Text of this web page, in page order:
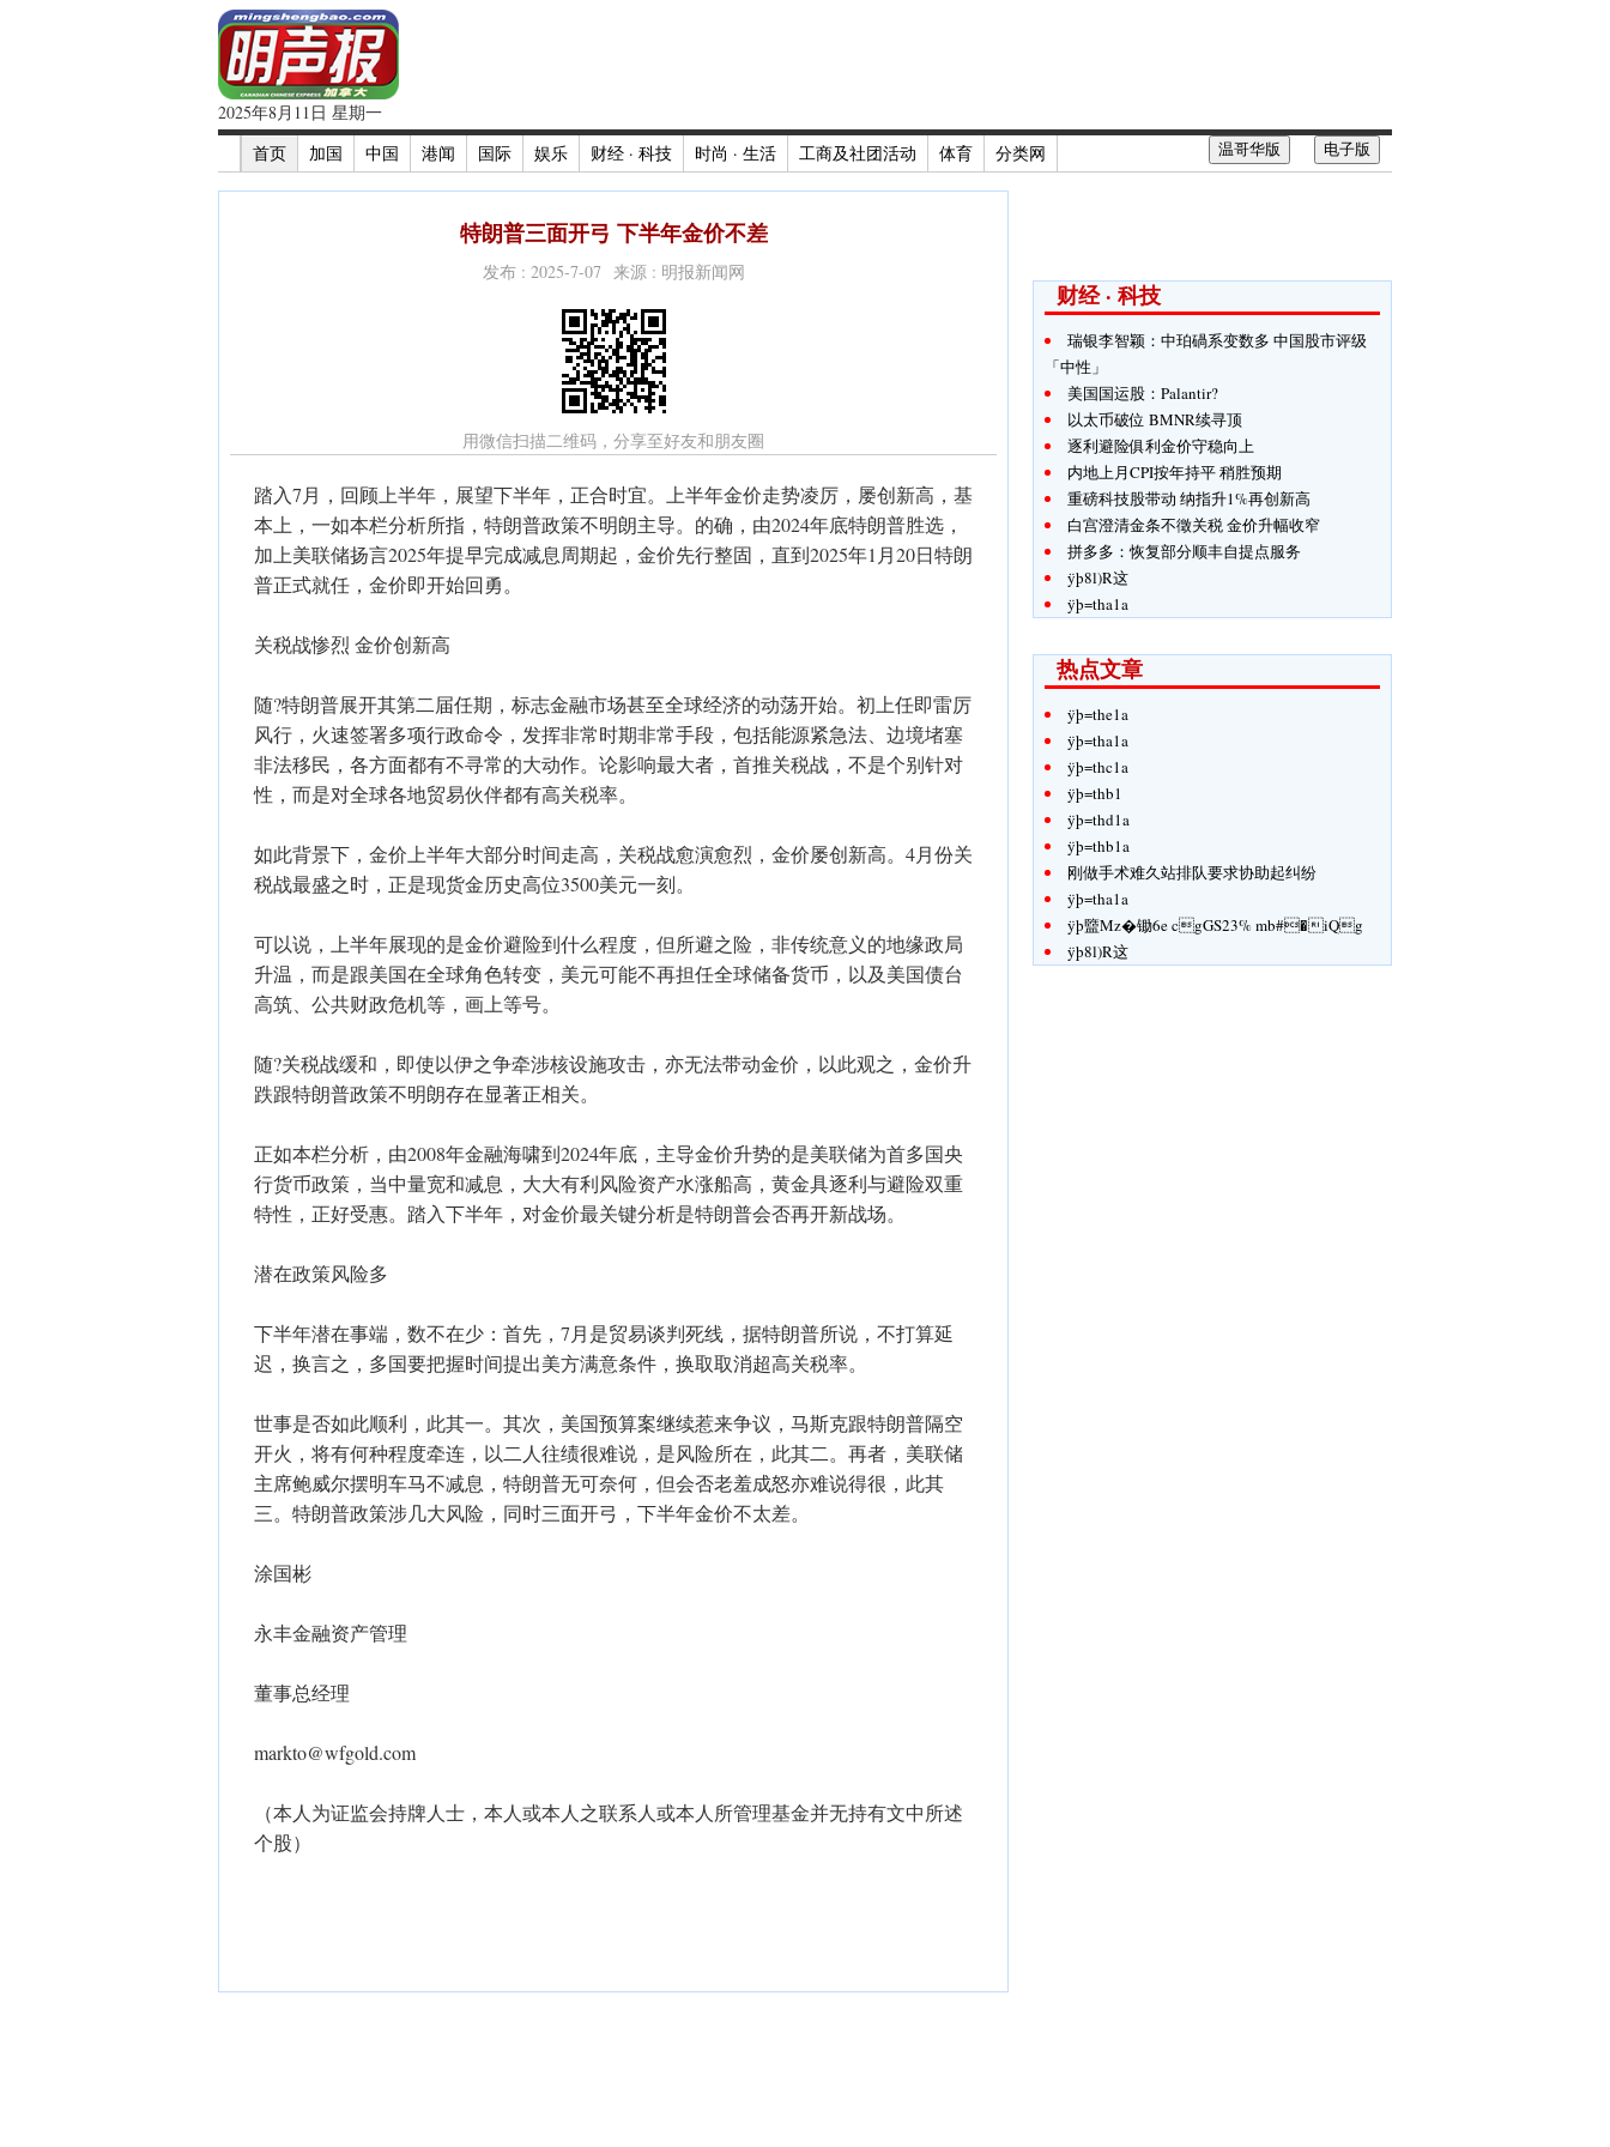
2025年8月11日 星期一
首页
加国 中国 港闻 国际 娱乐 财经 · 科技 时尚 · 生活 工商及社团活动 体育 分类网 电子版
温哥华版
特朗普三面开弓 下半年金价不差
发布 : 2025-7-07 来源 : 明报新闻网
用微信扫描二维码，分享至好友和朋友圈
踏入7月，回顾上半年，展望下半年，正合时宜。上半年金价走势凌厉，屡创新高，基
本上，一如本栏分析所指，特朗普政策不明朗主导。的确，由2024年底特朗普胜选，
加上美联储扬言2025年提早完成减息周期起，金价先行整固，直到2025年1月20日特朗
普正式就任，金价即开始回勇。
关税战惨烈 金价创新高
随?特朗普展开其第二届任期，标志金融市场甚至全球经济的动荡开始。初上任即雷厉
风行，火速签署多项行政命令，发挥非常时期非常手段，包括能源紧急法、边境堵塞
非法移民，各方面都有不寻常的大动作。论影响最大者，首推关税战，不是个别针对
性，而是对全球各地贸易伙伴都有高关税率。
如此背景下，金价上半年大部分时间走高，关税战愈演愈烈，金价屡创新高。4月份关
税战最盛之时，正是现货金历史高位3500美元一刻。
可以说，上半年展现的是金价避险到什么程度，但所避之险，非传统意义的地缘政局
升温，而是跟美国在全球角色转变，美元可能不再担任全球储备货币，以及美国债台
高筑、公共财政危机等，画上等号。
随?关税战缓和，即使以伊之争牵涉核设施攻击，亦无法带动金价，以此观之，金价升
跌跟特朗普政策不明朗存在显著正相关。
正如本栏分析，由2008年金融海啸到2024年底，主导金价升势的是美联储为首多国央
行货币政策，当中量宽和减息，大大有利风险资产水涨船高，黄金具逐利与避险双重
特性，正好受惠。踏入下半年，对金价最关键分析是特朗普会否再开新战场。
潜在政策风险多
下半年潜在事端，数不在少：首先，7月是贸易谈判死线，据特朗普所说，不打算延
迟，换言之，多国要把握时间提出美方满意条件，换取取消超高关税率。
世事是否如此顺利，此其一。其次，美国预算案继续惹来争议，马斯克跟特朗普隔空
开火，将有何种程度牵连，以二人往绩很难说，是风险所在，此其二。再者，美联储
主席鲍威尔摆明车马不减息，特朗普无可奈何，但会否老羞成怒亦难说得很，此其
三。特朗普政策涉几大风险，同时三面开弓，下半年金价不太差。
涂国彬
永丰金融资产管理
董事总经理
markto@wfgold.com
（本人为证监会持牌人士，本人或本人之联系人或本人所管理基金并无持有文中所述
个股）
财经 · 科技
瑞银李智颖：中珀碢系变数多 中国股市评级
「中性」
美国国运股：Palantir?
以太币破位 BMNR续寻顶
逐利避险俱利金价守稳向上
内地上月CPI按年持平 稍胜预期
重磅科技股带动 纳指升1%再创新高
白宫澄清金条不徵关税 金价升幅收窄
拼多多：恢复部分顺丰自提点服务
ÿþ8l)R这
ÿþ=tha1a
热点文章
ÿþ=the1a
ÿþ=tha1a
ÿþ=thc1a
ÿþ=thb1
ÿþ=thd1a
ÿþ=thb1a
刚做手术难久站排队要求协助起纠纷
ÿþ=tha1a
ÿþ盬Mz�锄6e cgGS23% mb#�iQg
ÿþ8l)R这